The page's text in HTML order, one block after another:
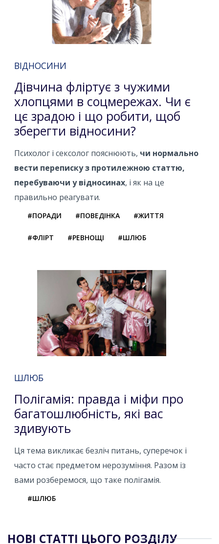
ВІДНОСИНИ
Дівчина фліртує з чужими
хлопцями в соцмережах. Чи є
цє зрадою і що робити, щоб
зберегти відносини?
Психолог і сексолог пояснюють, чи нормально
вести переписку з протилежною статтю,
перебуваючи у відносинах, і як на це
правильно реагувати.
#ПОРАДИ #ПОВЕДІНКА #ЖИТТЯ
#ФЛІРТ #РЕВНОЩІ #ШЛЮБ
ШЛЮБ
Полігамія: правда і міфи про
багатошлюбність, які вас
здивують
Ця тема викликає безліч питань, суперечок і
часто стає предметом нерозуміння. Разом із
вами розберемося, що таке полігамія.
#ШЛЮБ
НОВІ СТАТТІ ЦЬОГО РОЗДІЛУ